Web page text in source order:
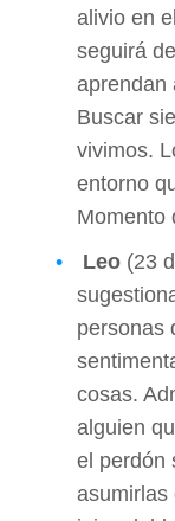
alivio en
seguirá
aprendan
Buscar
vivimos.
entorno
Momento
Leo (23
personas
cosas.
alguien
el perdón
asumirlas